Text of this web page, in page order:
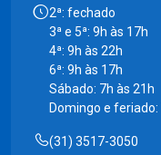
2ª: fechado
3ª e 5ª: 9h às 17h
4ª: 9h às 22h
6ª: 9h às 17h
Sábado: 7h às 21h
Domingo e feriado:
(31) 3517-3050